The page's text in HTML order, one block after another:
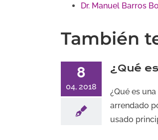
Dr. Manuel Barros
También
8
04, 2018
¿Qué
¿Qué es
arrendado
usado